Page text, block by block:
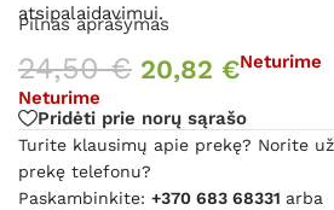
atsipalaidavimui.
Pilnas aprašymas
24,50€ 20,82 €Neturime
Neturime
Pridėti prie norų sąrašo
Turite klausimų apie prekę? Norite
prekę telefonu?
Paskambinkite: +370 683 68331 arba